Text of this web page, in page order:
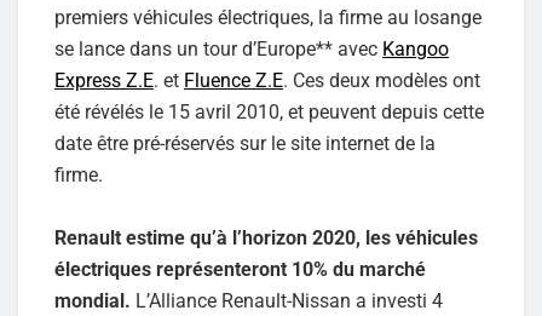
premiers véhicules électriques, la firme au losange
se lance dans un tour d’Europe** avec Kangoo
Express Z.E. et Fluence Z.E. Ces deux modèles ont
été révélés le 15 avril 2010, et peuvent depuis cette
date être pré-réservés sur le site internet de la
firme.
Renault estime qu’à l’horizon 2020, les véhicules
électriques représenteront 10% du marché
mondial. L’Alliance Renault-Nissan a investi 4